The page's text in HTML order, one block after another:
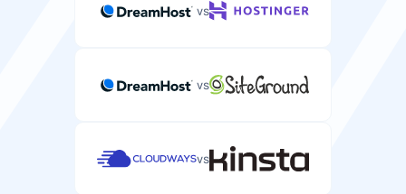
vs
vs
vs